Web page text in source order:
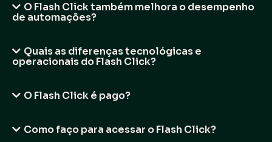
O Flash Click também melhora o desempenho
de automações?
Quais as diferenças tecnológicas e
operacionais do Flash Click?
O Flash Click é pago?
Como faço para acessar o Flash Click?